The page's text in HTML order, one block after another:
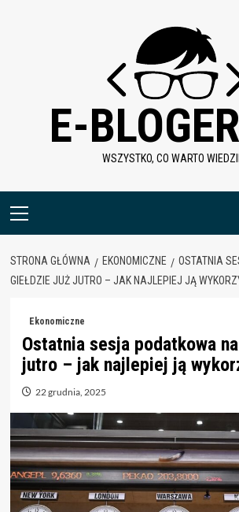
E-
WSZYSTKO, CO WARTO
Menu
STRONA GŁÓWNA EKONOMICZNE
OSTATNIA
GIEŁDZIE JUŻ JUTRO – JAK NAJLEPIEJ JĄ
Ekonomiczne
Ostatnia sesja podatkowa
jutro – jak najlepiej ją
22 grudnia, 2025